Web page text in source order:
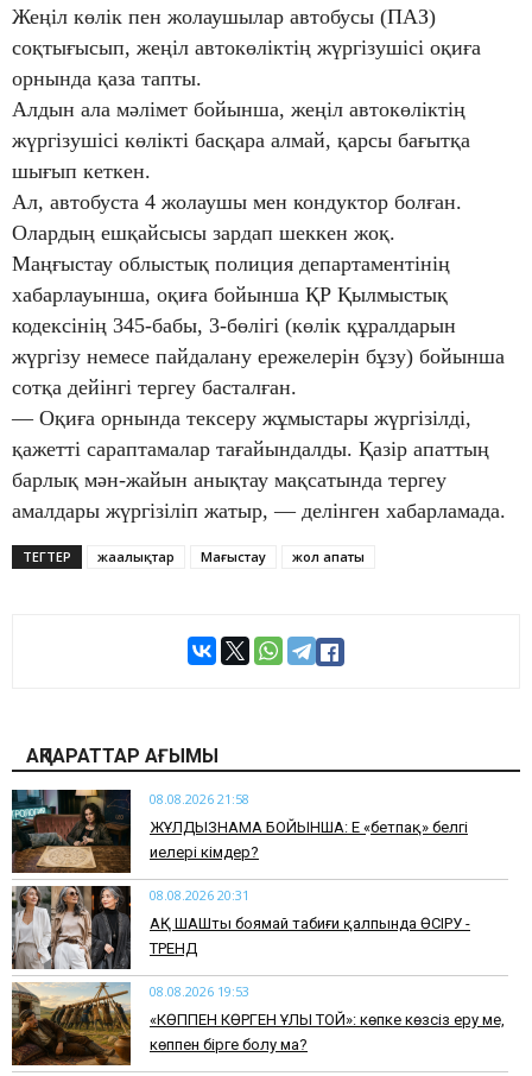
Жеңіл көлік пен жолаушылар автобусы (ПАЗ)
соқтығысып, жеңіл автокөліктің жүргізушісі оқиға
орнында қаза тапты.
Алдын ала мәлімет бойынша, жеңіл автокөліктің
жүргізушісі көлікті басқара алмай, қарсы бағытқа
шығып кеткен.
Ал, автобуста 4 жолаушы мен кондуктор болған.
Олардың ешқайсысы зардап шеккен жоқ.
Маңғыстау облыстық полиция департаментінің
хабарлауынша, оқиға бойынша ҚР Қылмыстық
кодексінің 345-бабы, 3-бөлігі (көлік құралдарын
жүргізу немесе пайдалану ережелерін бұзу) бойынша
сотқа дейінгі тергеу басталған.
— Оқиға орнында тексеру жұмыстары жүргізілді,
қажетті сараптамалар тағайындалды. Қазір апаттың
барлық мән-жайын анықтау мақсатында тергеу
амалдары жүргізіліп жатыр, — делінген хабарламада.
ТЕГТЕР жаңалықтар Маңғыстау жол апаты
АҚПАРАТТАР АҒЫМЫ
08.08.2026 21:58
ЖҰЛДЫЗНАМА БОЙЫНША: Ең «бетпақ» белгі
иелері кімдер?
08.08.2026 20:31
АҚ ШАШты боямай табиғи қалпында ӨСІРУ -
ТРЕНД
08.08.2026 19:53
​«КӨППЕН КӨРГЕН ҰЛЫ ТОЙ»: көпке көзсіз еру ме,
көппен бірге болу ма?